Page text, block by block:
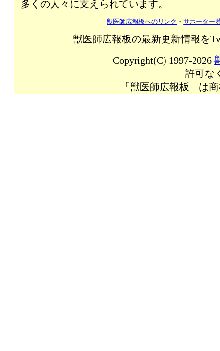
多くの人々に支えられています。
獣医師広報板へのリンク ・サポーター
獣医師広報板の最新更新情報を
Copyright(C) 1997-2026
許可な
「獣医師広報板」は